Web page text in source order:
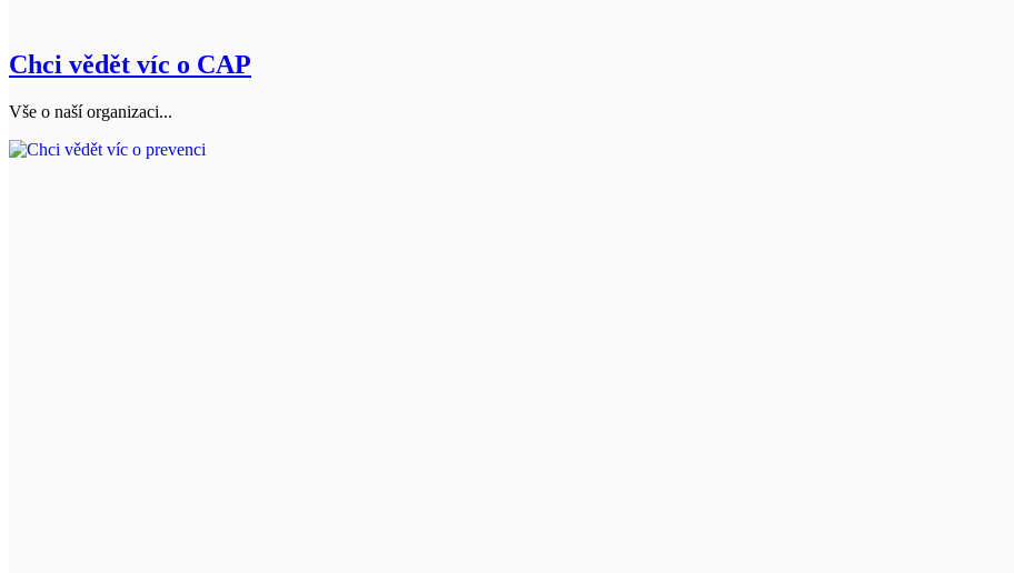
Chci vědět víc o CAP
Vše o naší organizaci...